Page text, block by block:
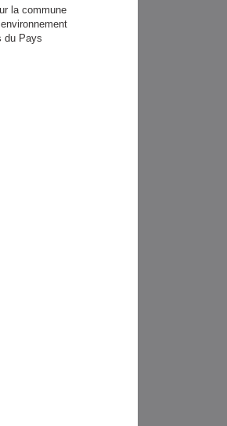
la commune
du Pays